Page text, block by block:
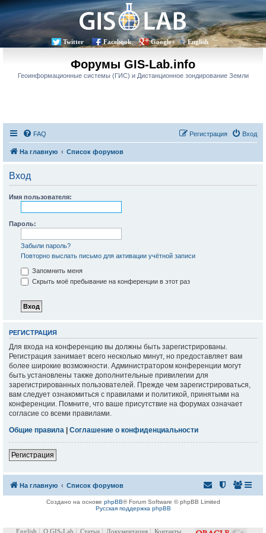
Twitter Facebook Google+ English
Форумы GIS-Lab.info
Геоинформационные системы (ГИС) и Дистанционное зондирование Земли
FAQ Вход
Регистрация
На главную Список форумов
Вход
Имя пользователя:
Пароль:
Забыли пароль?
Повторно выслать письмо для активации учётной записи
Запомнить меня
Скрыть моё пребывание на конференции в этот раз
РЕГИСТРАЦИЯ
Для входа на конференцию вы должны быть зарегистрированы.
Регистрация занимает всего несколько минут, но предоставляет вам
более широкие возможности. Администратором конференции могут
быть установлены также дополнительные привилегии для
зарегистрированных пользователей. Прежде чем зарегистрироваться,
вам следует ознакомиться с правилами и политикой, принятыми на
конференции. Помните, что ваше присутствие на форумах означает
согласие со всеми правилами.
Общие правила | Соглашение о конфиденциальности
Регистрация
На главную Список форумов
Создано на основе phpBB® Forum Software © phpBB Limited
Русская поддержка phpBB
English О GIS-Lab Статьи Документация Контакты